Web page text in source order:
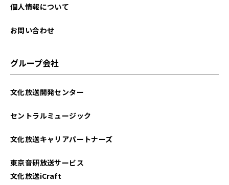
個人情報について
お問い合わせ
グループ会社
文化放送開発センター
セントラルミュージック
文化放送キャリアパートナーズ
東京音研放送サービス
文化放送iCraft